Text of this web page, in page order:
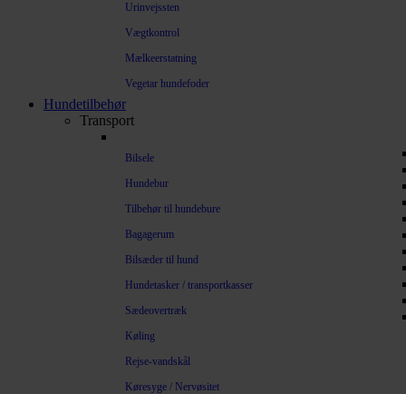
Urinvejssten
Vægtkontrol
Mælkeerstatning
Vegetar hundefoder
Hundetilbehør
Transport
Bilsele
Hundebur
Tilbehør til hundebure
Bagagerum
Bilsæder til hund
Hundetasker / transportkasser
Sædeovertræk
Køling
Rejse-vandskål
Køresyge / Nervøsitet